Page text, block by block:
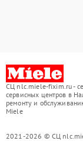
СЦ nlc.miele-fixim.ru -
сервисных центров в
ремонту и
Miele
2021-2026 © СЦ